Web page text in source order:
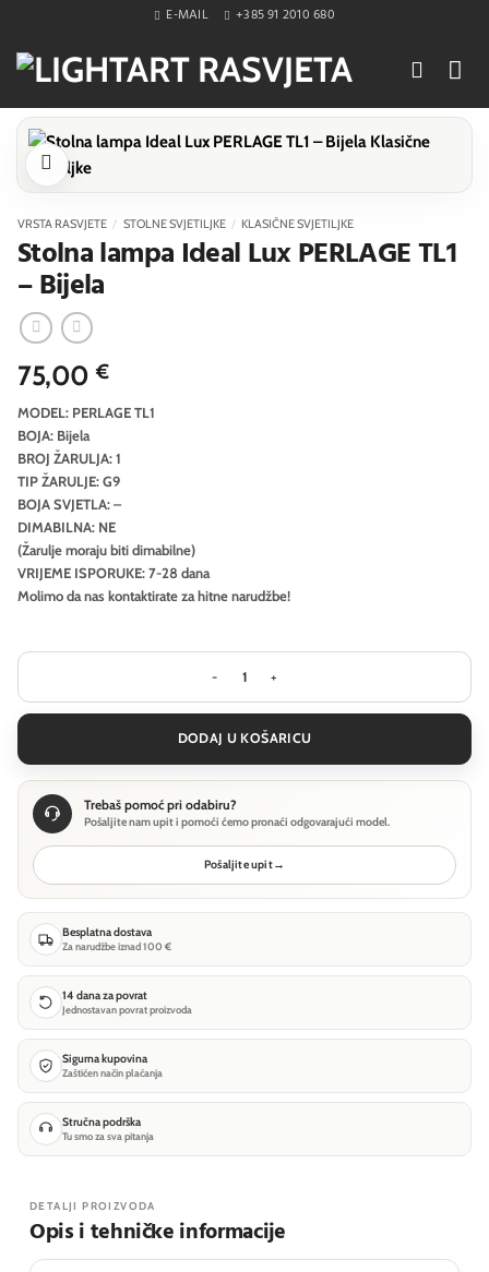
content
E-MAIL +385 91 2010 680
VRSTA RASVJETE / STOLNE SVJETILJKE / KLASIČNE SVJETILJKE
Stolna lampa Ideal Lux PERLAGE TL1
– Bijela
75,00 €
MODEL: PERLAGE TL1
BOJA: Bijela
BROJ ŽARULJA: 1
TIP ŽARULJE: G9
BOJA SVJETLA: –
DIMABILNA: NE
(Žarulje moraju biti dimabilne)
VRIJEME ISPORUKE: 7-28 dana
Molimo da nas kontaktirate za hitne narudžbe!
Stolna lampa Ideal Lux PERLAGE
DODAJ U KOŠARICU
Trebaš pomoć pri odabiru?
Pošaljite nam upit i pomoći ćemo pronaći odgovarajući model.
Pošaljite upit→
Besplatna dostava
Za narudžbe iznad 100 €
14 dana za povrat
Jednostavan povrat proizvoda
Sigurna kupovina
Zaštićen način plaćanja
Stručna podrška
Tu smo za sva pitanja
DETALJI PROIZVODA
Opis i tehničke informacije